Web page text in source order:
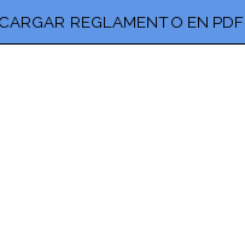
REGLAMENTO EN PDF